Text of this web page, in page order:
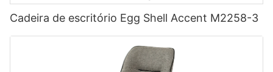
Cadeira de escritório Egg Shell Accent M2258-3